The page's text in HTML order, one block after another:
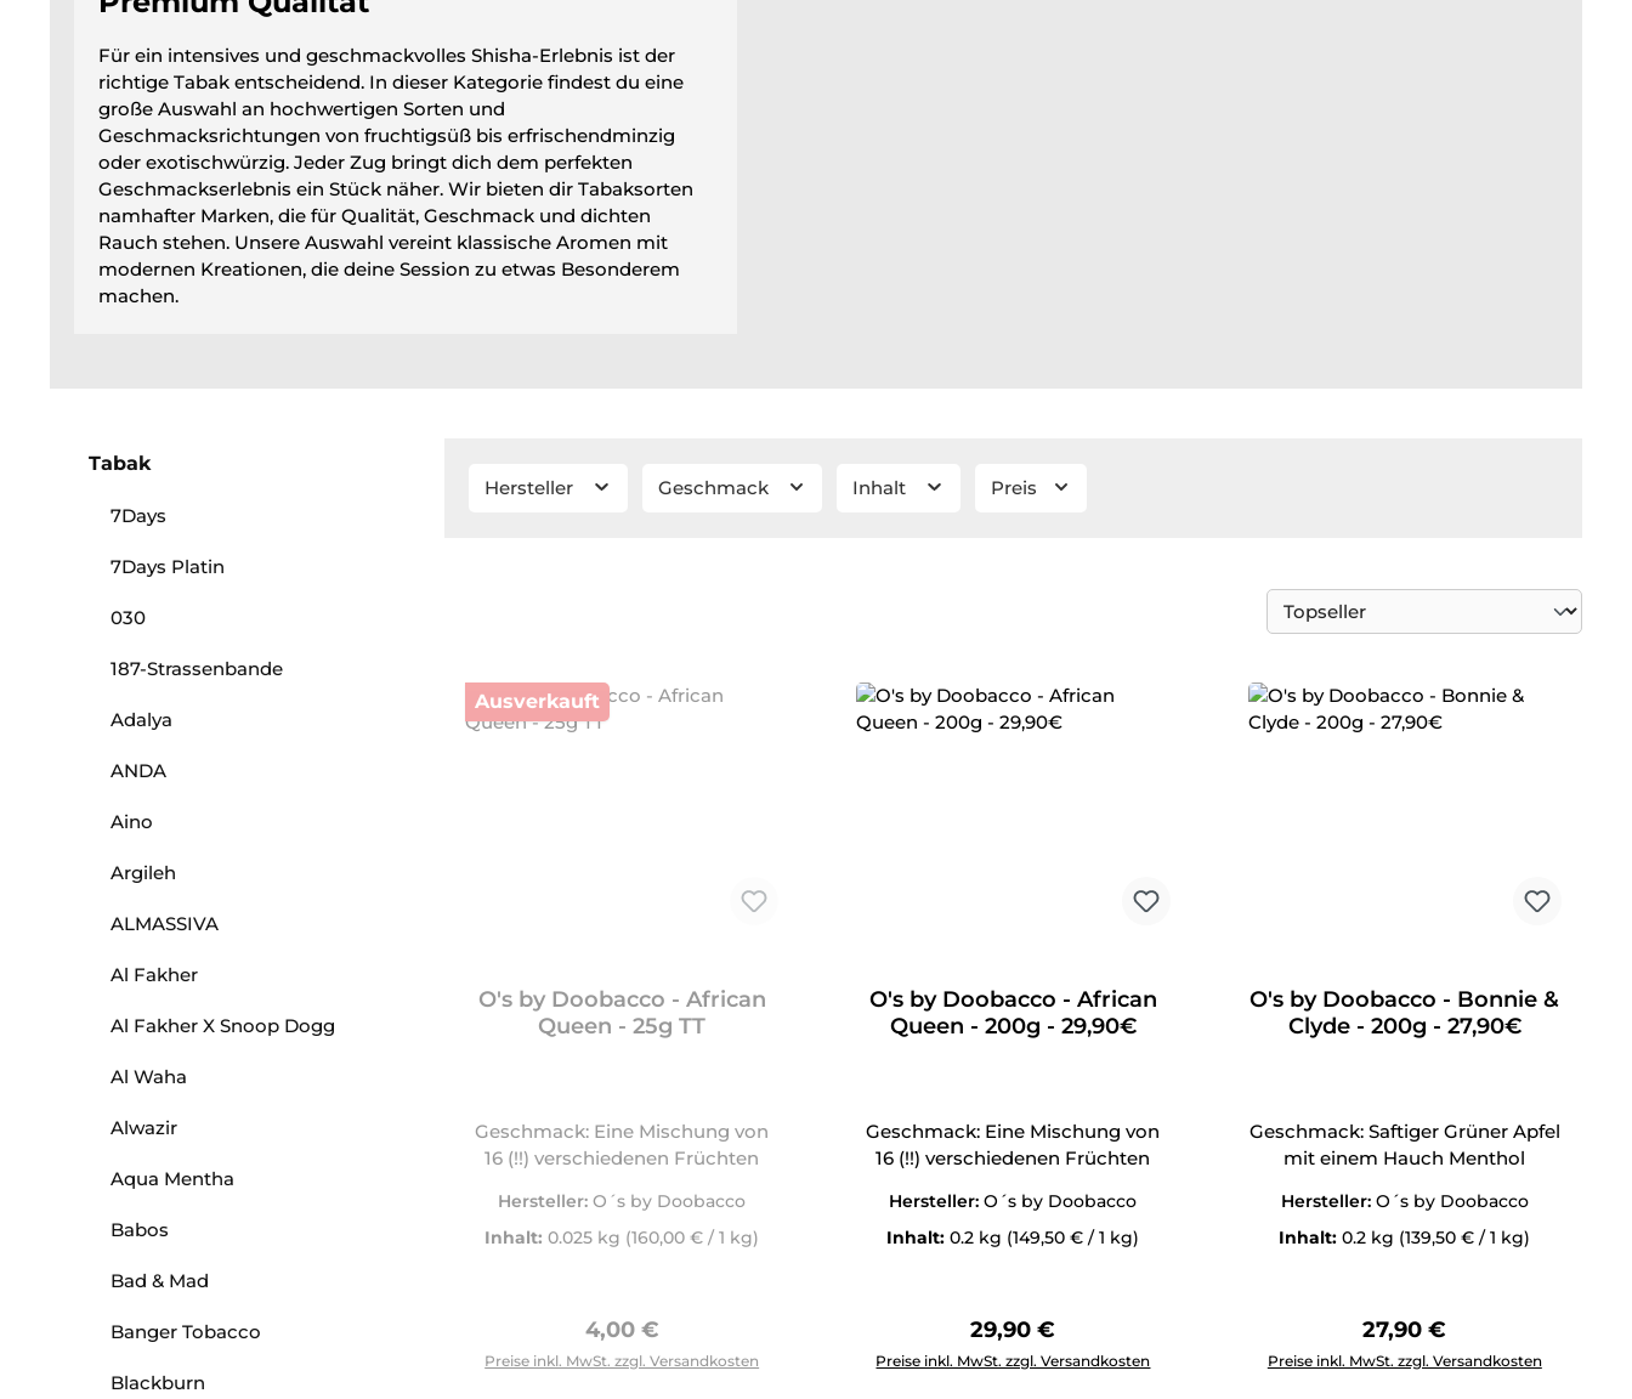
Für ein intensives und geschmackvolles Shisha-Erlebnis ist der
richtige Tabak entscheidend. In dieser Kategorie findest du eine
große Auswahl an hochwertigen Sorten und
Geschmacksrichtungen von fruchtigsüß bis erfrischendminzig
oder exotischwürzig. Jeder Zug bringt dich dem perfekten
Geschmackserlebnis ein Stück näher. Wir bieten dir Tabaksorten
namhafter Marken, die für Qualität, Geschmack und dichten
Rauch stehen. Unsere Auswahl vereint klassische Aromen mit
modernen Kreationen, die deine Session zu etwas Besonderem
machen.
Tabak
7Days
7Days Platin
030
187-Strassenbande
Adalya
ANDA
Aino
Argileh
ALMASSIVA
Al Fakher
Al Fakher X Snoop Dogg
Al Waha
Alwazir
Aqua Mentha
Babos
Bad & Mad
Banger Tobacco
Blackburn
Hersteller Geschmack Inhalt Preis
Ausverkauft
O's by Doobacco - African
Queen - 25g TT
Geschmack: Eine Mischung von
16 (!!) verschiedenen Früchten
Hersteller:O´s by Doobacco
Inhalt:0.025 kg (160,00 € / 1 kg)
Regulärer Preis:
4,00 €
Preise inkl. MwSt. zzgl. Versandkosten
O's by Doobacco - African
Queen - 200g - 29,90€
Geschmack: Eine Mischung von
16 (!!) verschiedenen Früchten
Hersteller:O´s by Doobacco
Inhalt:0.2 kg (149,50 € / 1 kg)
Regulärer Preis:
29,90 €
Preise inkl. MwSt. zzgl. Versandkosten
Produkt Anzahl: Gib den gewünschten Wert ein oder benutze die Schaltflächen um
O's by Doobacco - Bonnie &
Clyde - 200g - 27,90€
Geschmack: Saftiger Grüner Apfel
mit einem Hauch Menthol
Hersteller: O´s by Doobacco
Inhalt:0.2 kg (139,50 € / 1 kg)
Regulärer Preis:
27,90 €
Preise inkl. MwSt. zzgl. Versandkosten
Produkt Anzahl: Gib den gewünschten